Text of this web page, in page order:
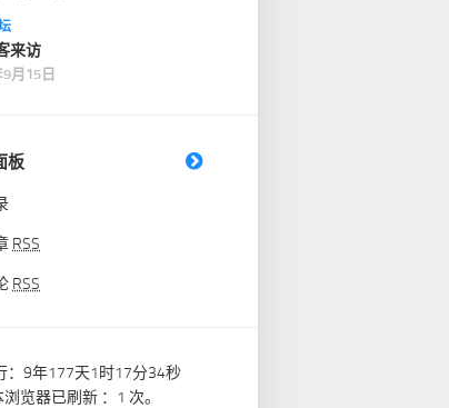
来访
月15日
板
RSS
RSS
：9年177天1时17分34秒
览器已刷新 ：1 次。